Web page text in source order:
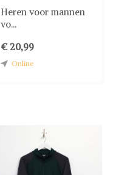
Heren voor mannen
vo...
€ 20,99
Online